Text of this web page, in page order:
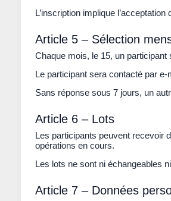
L’inscription implique
Article 5 – Sélection
Chaque mois, le 15, un participant
Le participant sera contacté par e-
Sans réponse sous 7 jours, un
Article 6 – Lots
Les participants peuvent recevoir
opérations en cours.
Les lots ne sont ni échangeables
Article 7 – Données